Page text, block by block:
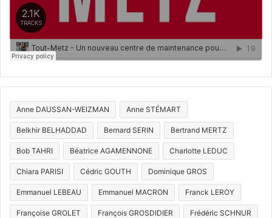
Anne DAUSSAN-WEIZMAN Anne STÉMART
Belkhir BELHADDAD Bernard SERIN Bertrand MERTZ
Bob TAHRI Béatrice AGAMENNONE Charlotte LEDUC
Chiara PARISI Cédric GOUTH Dominique GROS
Emmanuel LEBEAU Emmanuel MACRON Franck LEROY
Françoise GROLET François GROSDIDIER Frédéric SCHNUR